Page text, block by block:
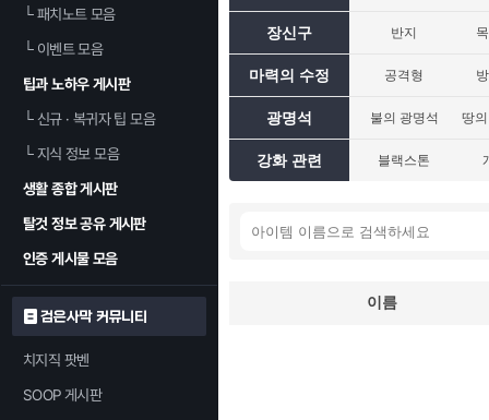
└패치노트 모음
└이벤트 모음
팁과 노하우 게시판
└신규 · 복귀자 팁 모음
└지식 정보 모음
생활 종합 게시판
탈것 정보 공유 게시판
인증 게시물 모음
검은사막 커뮤니티
치지직 팟벤
SOOP 게시판
장신구 반지
마력의 수정 공격형
광명석 불의 광명석 땅
강화 관련 블랙스톤
이름